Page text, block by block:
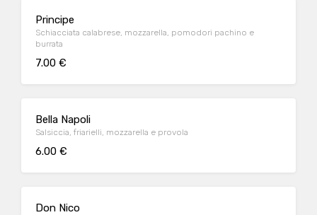
Principe
Schiacciata calabrese, mozzarella, pomodori pachino e
burrata
7.00 €
Bella Napoli
Salsiccia, friarielli, mozzarella e provola
6.00 €
Don Nico